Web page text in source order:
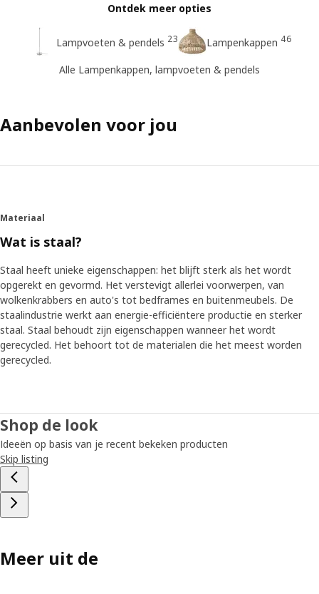
Ontdek meer opties
Lampvoeten & pendels 23 Lampenkappen 46
Alle Lampenkappen, lampvoeten & pendels
Aanbevolen voor jou
Materiaal
Wat is staal?
Staal heeft unieke eigenschappen: het blijft sterk als het wordt
opgerekt en gevormd. Het verstevigt allerlei voorwerpen, van
wolkenkrabbers en auto's tot bedframes en buitenmeubels. De
staalindustrie werkt aan energie-efficiëntere productie en sterker
staal. Staal behoudt zijn eigenschappen wanneer het wordt
gerecycled. Het behoort tot de materialen die het meest worden
gerecycled.
Shop de look
Ideeën op basis van je recent bekeken producten
Skip listing
Meer uit de